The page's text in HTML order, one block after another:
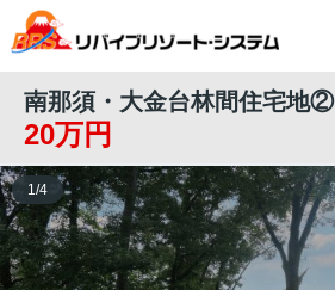
南那須・大金台林間住宅地②
20万円
1 /4